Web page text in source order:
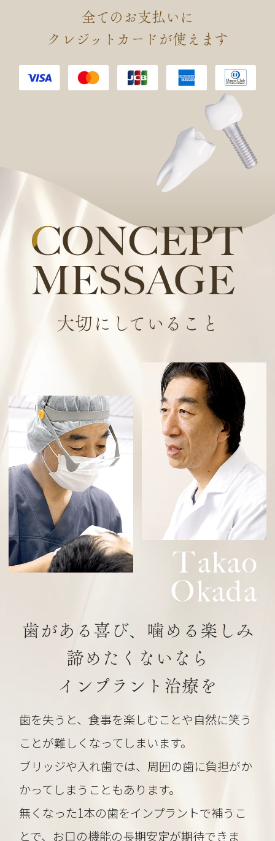
法人 日本口腔インプラント学
会 認定 口腔インプラント専門
全てのお支払いに
クレジットカードが使えます
大切にしていること
Takao
Okada
歯がある喜び、噛める楽しみ
諦めたくないなら
インプラント治療を
歯を失うと、食事を楽しむことや自然に笑う
ことが難しくなってしまいます。
ブリッジや入れ歯では、周囲の歯に負担がか
かってしまうこともあります。
無くなった1本の歯をインプラントで補うこ
とで、お口の機能の長期安定が期待できま